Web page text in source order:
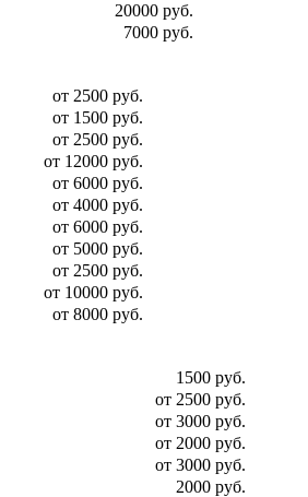
20000 руб.
7000 руб.
от 2500 руб.
от 1500 руб.
от 2500 руб.
от 12000 руб.
от 6000 руб.
от 4000 руб.
от 6000 руб.
от 5000 руб.
от 2500 руб.
от 10000 руб.
от 8000 руб.
1500 руб.
от 2500 руб.
от 3000 руб.
от 2000 руб.
от 3000 руб.
2000 руб.